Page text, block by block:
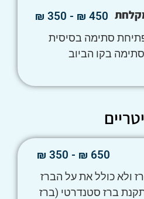
450 ₪ - 350 ₪
סתימה בסיסית
בקו הביוב
650 ₪ - 350 ₪
ולא כולל את על הברז
ברז סטנדרטי (ברז